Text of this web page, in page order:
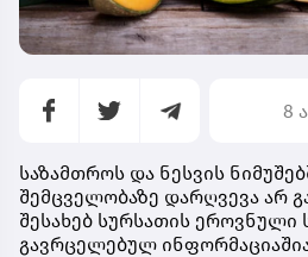
8
საზამთროს და ნესვის
შემცველობაზე დარღვევა არ
შესახებ სურსათის ეროვნული
გავრცელებულ